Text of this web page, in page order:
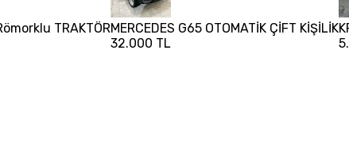
TRAKTÖRMERCEDES G65 OTOMATİK ÇİFT KİŞİLİK
32.000 TL